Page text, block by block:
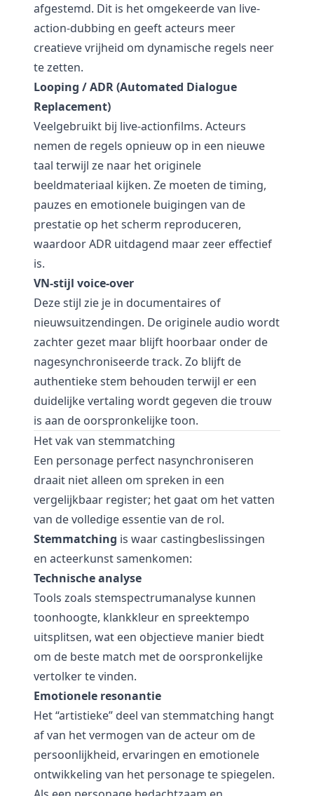
afgestemd. Dit is het omgekeerde van live-
action-dubbing en geeft acteurs meer
creatieve vrijheid om dynamische regels neer
te zetten.
Looping / ADR (Automated Dialogue
Replacement)
Veelgebruikt bij live-actionfilms. Acteurs
nemen de regels opnieuw op in een nieuwe
taal terwijl ze naar het originele
beeldmateriaal kijken. Ze moeten de timing,
pauzes en emotionele buigingen van de
prestatie op het scherm reproduceren,
waardoor ADR uitdagend maar zeer effectief
is.
VN-stijl voice-over
Deze stijl zie je in documentaires of
nieuwsuitzendingen. De originele audio wordt
zachter gezet maar blijft hoorbaar onder de
nagesynchroniseerde track. Zo blijft de
authentieke stem behouden terwijl er een
duidelijke vertaling wordt gegeven die trouw
is aan de oorspronkelijke toon.
Het vak van stemmatching
Een personage perfect nasynchroniseren
draait niet alleen om spreken in een
vergelijkbaar register; het gaat om het vatten
van de volledige essentie van de rol.
Stemmatching is waar castingbeslissingen
en acteerkunst samenkomen:
Technische analyse
Tools zoals stemspectrumanalyse kunnen
toonhoogte, klankkleur en spreektempo
uitsplitsen, wat een objectieve manier biedt
om de beste match met de oorspronkelijke
vertolker te vinden.
Emotionele resonantie
Het “artistieke” deel van stemmatching hangt
af van het vermogen van de acteur om de
persoonlijkheid, ervaringen en emotionele
ontwikkeling van het personage te spiegelen.